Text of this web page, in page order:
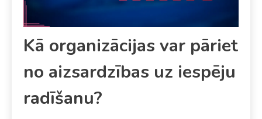
Kā organizācijas var pāriet
no aizsardzības uz iespēju
radīšanu?